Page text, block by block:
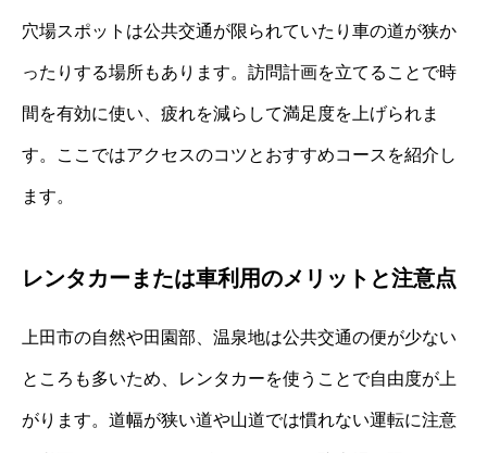
穴場スポットは公共交通が限られていたり車の道が狭か
ったりする場所もあります。訪問計画を立てることで時
間を有効に使い、疲れを減らして満足度を上げられま
す。ここではアクセスのコツとおすすめコースを紹介し
ます。
レンタカーまたは車利用のメリットと注意点
上田市の自然や田園部、温泉地は公共交通の便が少ない
ところも多いため、レンタカーを使うことで自由度が上
がります。道幅が狭い道や山道では慣れない運転に注意